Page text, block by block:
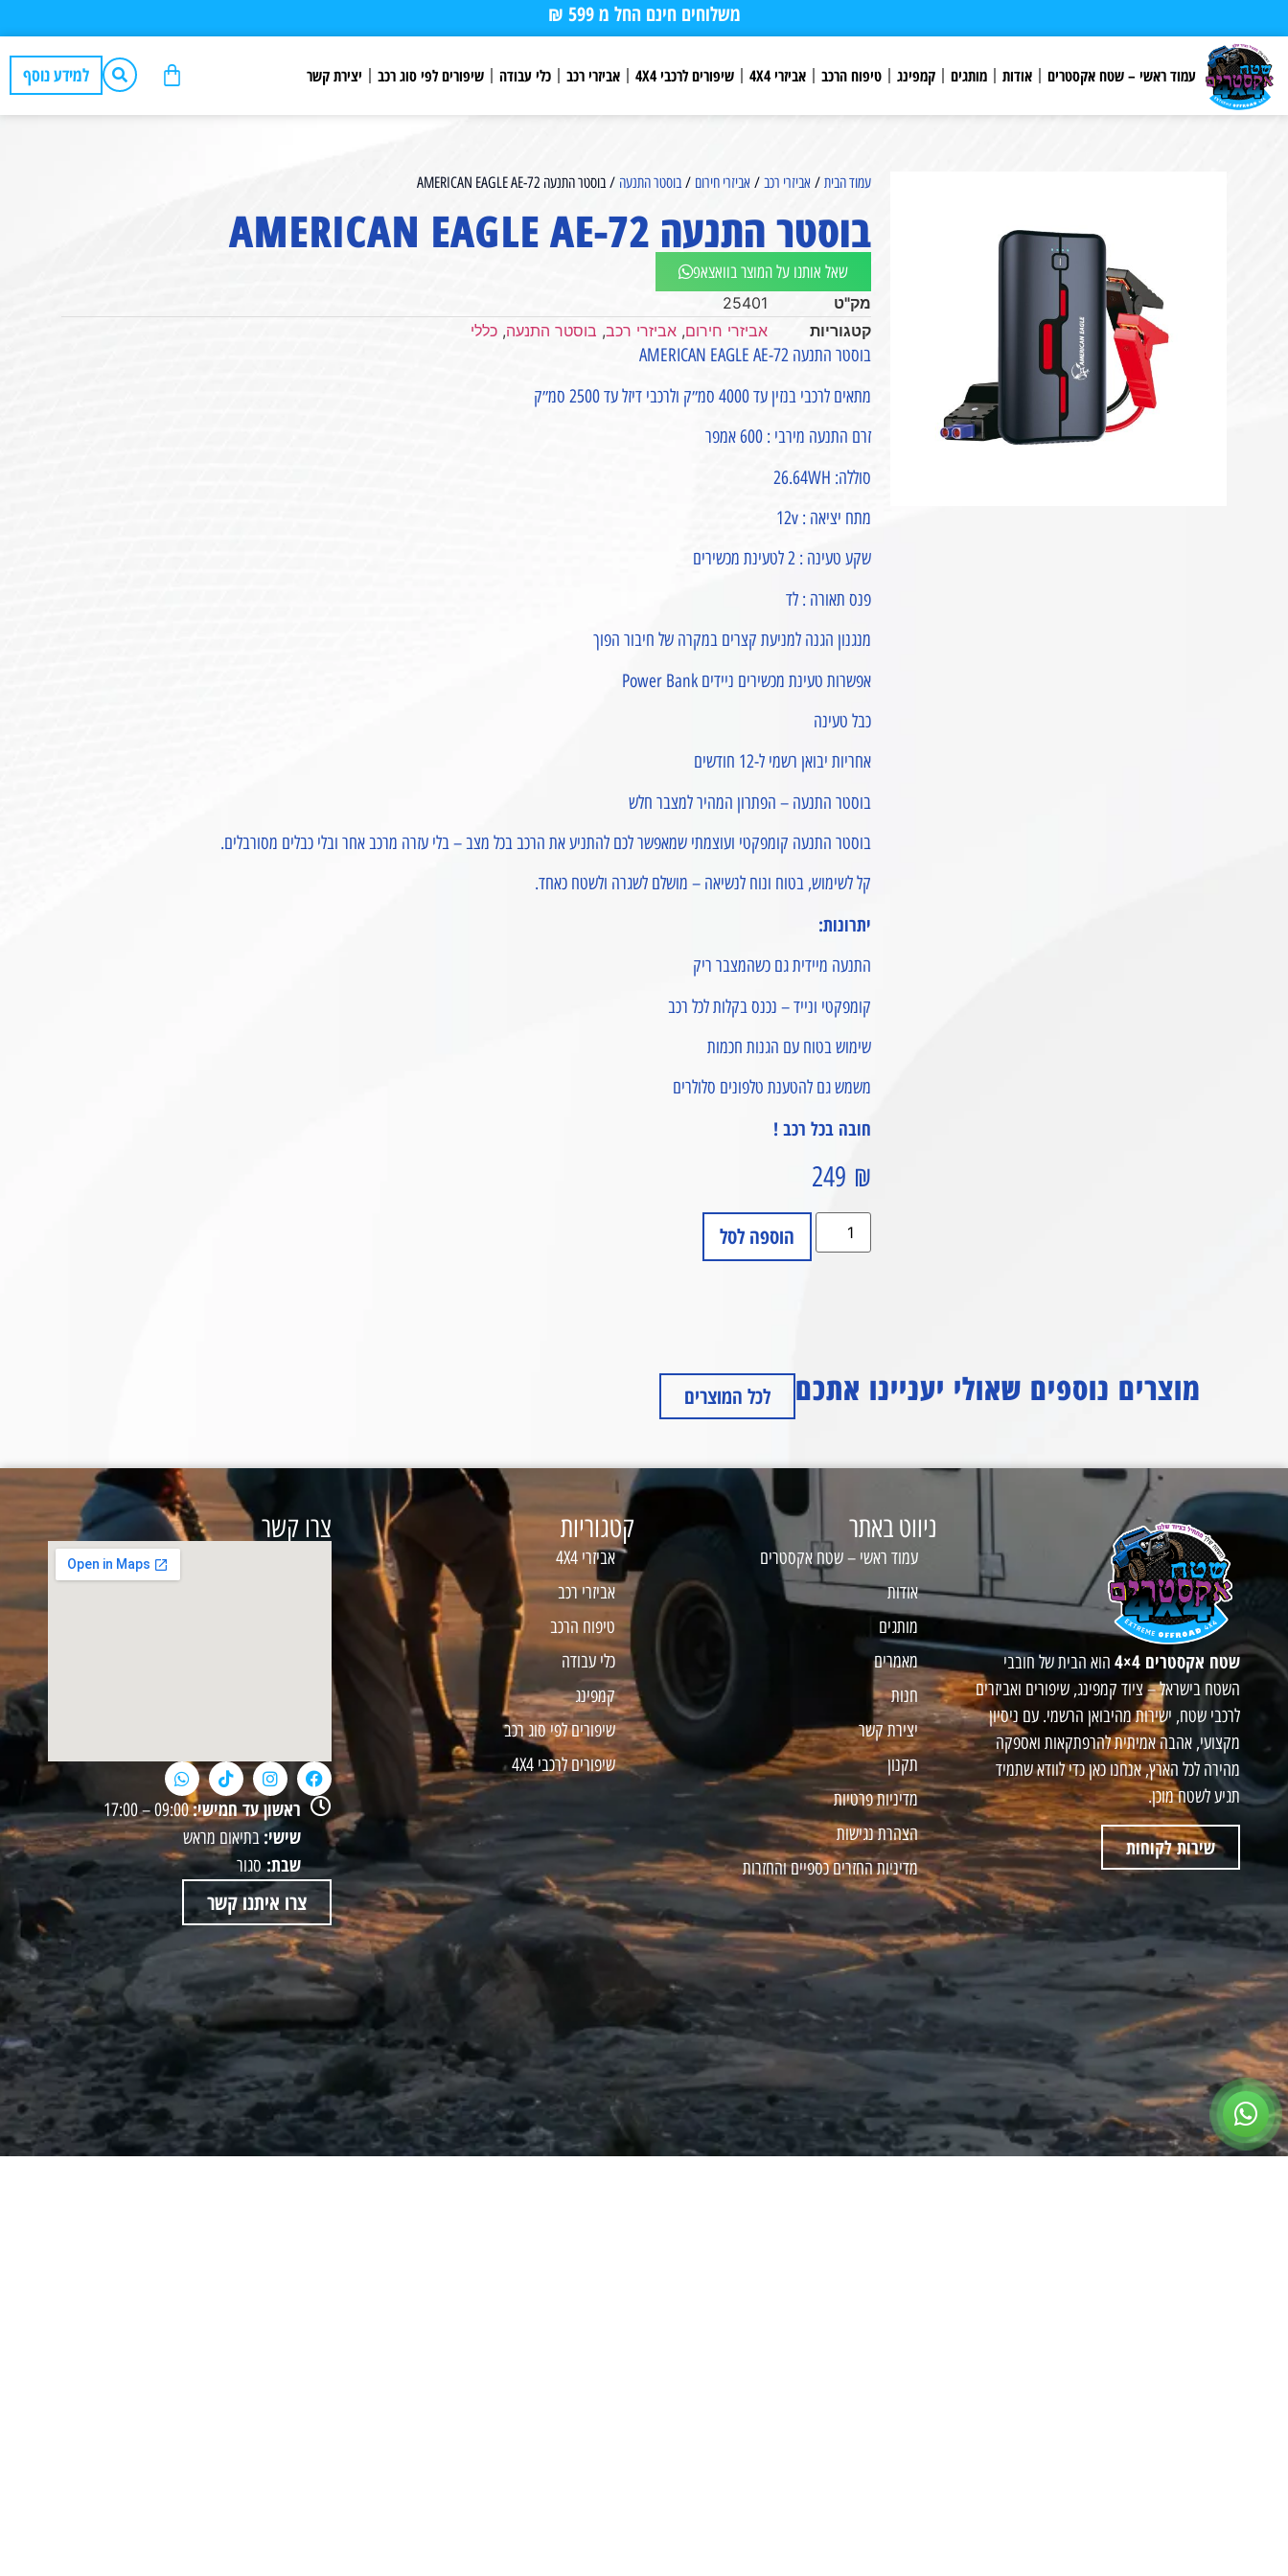
משלוחים חינם החל מ 599 ₪
עמוד ראשי – שטח אקסטרים אודות מותגים קמפינג טיפוח הרכב אביזרי 4X4 שיפורים לרכבי 4X4 אביזרי רכב כלי עבודה שיפורים לפי סוג רכב יצירת קשר למידע נוסף
עמוד הבית/ אביזרי רכב/ אביזרי חירום / בוסטר התנעה / בוסטר התנעה AMERICAN EAGLE AE-72
בוסטר התנעה AMERICAN EAGLE AE-72
שאל אותנו על המוצר בוואצאפ
מק"ט
25401
קטגוריות
אביזרי חירום, אביזרי רכב, בוסטר התנעה, כללי
בוסטר התנעה AMERICAN EAGLE AE-72
מתאים לרכבי בנזין עד 4000 סמ״ק ולרכבי דיזל עד 2500 סמ״ק
זרם התנעה מירבי : 600 אמפר
סוללה: 26.64WH
מתח יציאה : 12v
שקע טעינה : 2 לטעינת מכשירים
פנס תאורה : לד
מנגנון הגנה למניעת קצרים במקרה של חיבור הפוך
אפשרות טעינת מכשירים ניידים Power Bank
כבל טעינה
אחריות יבואן רשמי ל-12 חודשים
בוסטר התנעה – הפתרון המהיר למצבר חלש
בוסטר התנעה קומפקטי ועוצמתי שמאפשר לכם להתניע את הרכב בכל מצב – בלי עזרה מרכב אחר ובלי כבלים מסורבלים.
קל לשימוש, בטוח ונוח לנשיאה – מושלם לשגרה ולשטח כאחד.
יתרונות:
התנעה מיידית גם כשהמצבר ריק
קומפקטי ונייד – נכנס בקלות לכל רכב
שימוש בטוח עם הגנות חכמות
משמש גם להטענת טלפונים סלולרים
חובה בכל רכב !
249 ₪
הוספה לסל
מוצרים נוספים שאולי יעניינו אתכם לכל המוצרים
שטח אקסטרים 4×4
הוא הבית של חובבי
השטח בישראל – ציוד קמפינג, שיפורים ואביזרים
לרכבי שטח, ישירות מהיבואן הרשמי. עם ניסיון
מקצועי, אהבה אמיתית להרפתקאות ואספקה
מהירה לכל הארץ, אנחנו כאן כדי לוודא שתמיד
תגיע לשטח מוכן.
שירות לקוחות
ניווט באתר
עמוד ראשי – שטח אקסטרים
אודות
מותגים
מאמרים
חנות
יצירת קשר
תקנון
מדיניות פרטיות
הצהרת נגישות
מדיניות החזרים כספיים והחזרות
קטגוריות
אביזרי 4X4
אביזרי רכב
טיפוח הרכב
כלי עבודה
קמפינג
שיפורים לפי סוג רכב
שיפורים לרכבי 4X4
צרו קשר
ראשון עד חמישי:09:00 – 17:00
שישי:בתיאום מראש
שבת:סגור
צרו איתנו קשר